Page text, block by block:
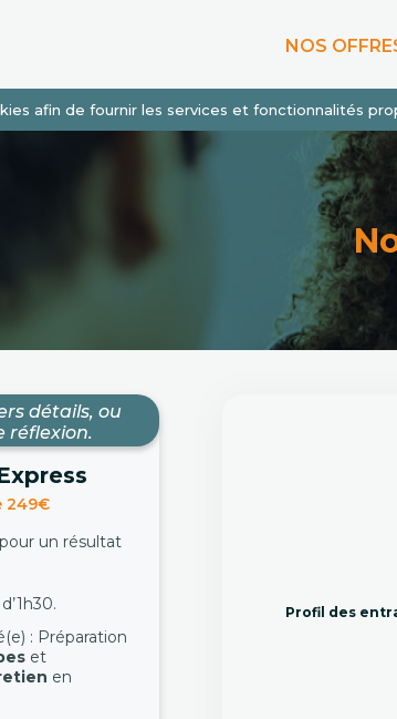
afin de fournir les services et fonctionnalités
NOS
Coaching
Coaching
Coaching
détails, ou
réflexion.
249€
un résultat
d’1h30.
: Préparation
et
en
Profil des